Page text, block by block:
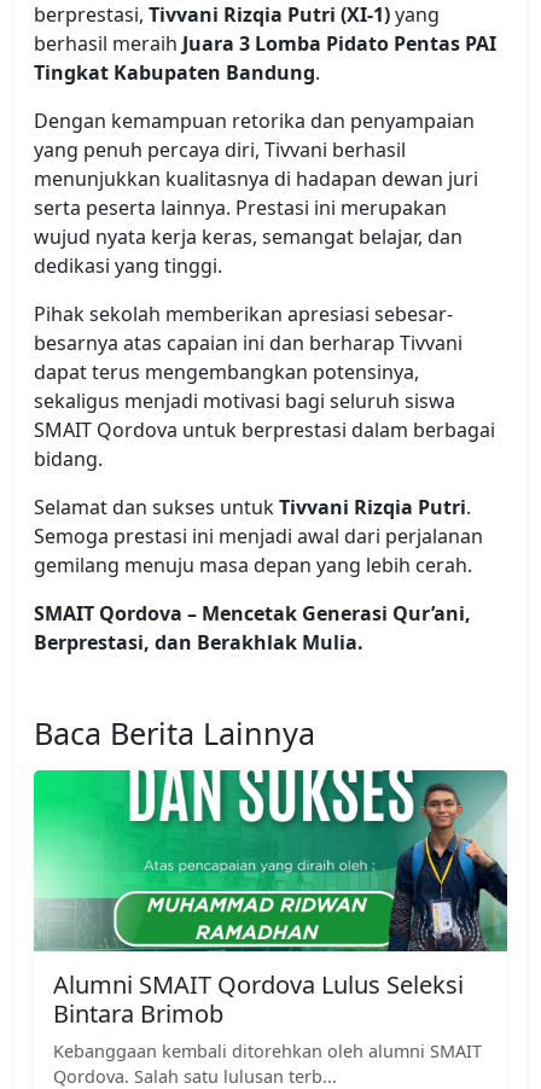
berprestasi, Tivvani Rizqia Putri (XI-1)yang
berhasil meraih Juara 3 Lomba Pidato Pentas PAI
Tingkat Kabupaten Bandung.
Dengan kemampuan retorika dan penyampaian
yang penuh percaya diri, Tivvani berhasil
menunjukkan kualitasnya di hadapan dewan juri
serta peserta lainnya. Prestasi ini merupakan
wujud nyata kerja keras, semangat belajar, dan
dedikasi yang tinggi.
Pihak sekolah memberikan apresiasi sebesar-
besarnya atas capaian ini dan berharap Tivvani
dapat terus mengembangkan potensinya,
sekaligus menjadi motivasi bagi seluruh siswa
SMAIT Qordova untuk berprestasi dalam berbagai
bidang.
Selamat dan sukses untukTivvani Rizqia Putri.
Semoga prestasi ini menjadi awal dari perjalanan
gemilang menuju masa depan yang lebih cerah.
SMAIT Qordova – Mencetak Generasi Qur’ani,
Berprestasi, dan Berakhlak Mulia.
Baca Berita Lainnya
Alumni SMAIT Qordova Lulus Seleksi
Bintara Brimob
Kebanggaan kembali ditorehkan oleh alumni SMAIT
Qordova. Salah satu lulusan terb...